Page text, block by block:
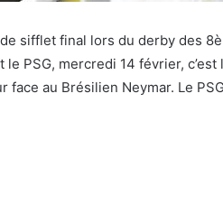
sifflet final lors du derby des
le PSG, mercredi 14 février,
face au Brésilien Neymar. Le